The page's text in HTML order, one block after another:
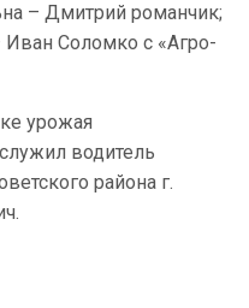
– Дмитрий романчик;
Иван Соломко с «Агро-
урожая
водитель
района г.